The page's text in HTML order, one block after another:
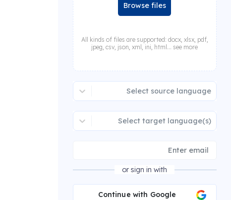
Browse files
All kinds of files are supported: docx, xlsx, pdf,
jpeg, csv, json, xml, ini, html... see more
Select source language
Select target language(s)
or sign in with
Continue with Google